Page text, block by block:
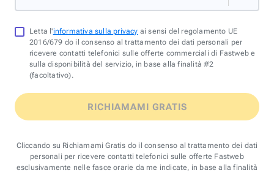
Letta l'informativa sulla privacy ai sensi del regolamento UE
2016/679 do il consenso al trattamento dei dati personali per
ricevere contatti telefonici sulle offerte commerciali di Fastweb e
sulla disponibilità del servizio, in base alla finalità #2
(facoltativo).
RICHIAMAMI GRATIS
Cliccando su Richiamami Gratis do il consenso al trattamento dei dati
personali per ricevere contatti telefonici sulle offerte Fastweb
esclusivamente nelle fasce orarie da me indicate, in base alla finalità